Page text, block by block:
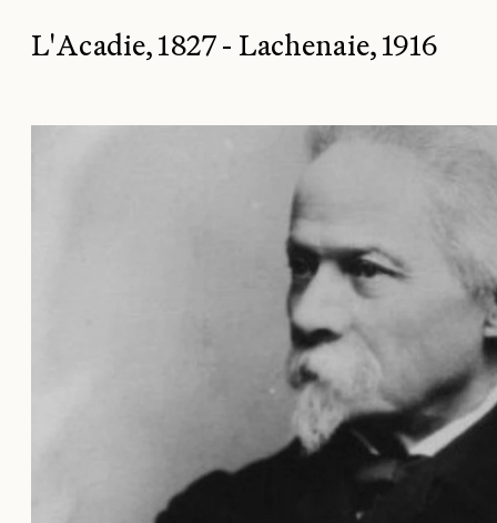
L'Acadie, 1827 - Lachenaie, 1916